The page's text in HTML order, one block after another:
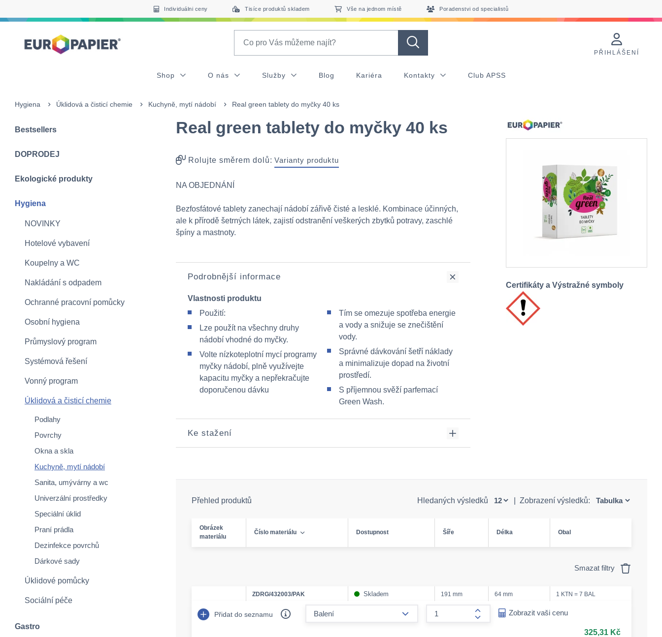
Individuálni ceny Tisíce produktů skladem Vše na jednom místě Poradenstvi od specialistů
PŘIHLÁŠENÍ
Shop O nás Služby Blog Kariéra Kontakty Club APSS
Hygiena Úklidová a čisticí chemie Kuchyně, mytí nádobí Real green tablety do myčky 40 ks
Bestsellers
DOPRODEJ
Ekologické produkty
Hygiena
NOVINKY
Hotelové vybavení
Koupelny a WC
Nakládání s odpadem
Ochranné pracovní pomůcky
Osobní hygiena
Průmyslový program
Systémová řešení
Vonný program
Úklidová a čisticí chemie
Podlahy
Povrchy
Okna a skla
Kuchyně, mytí nádobí
Sanita, umývárny a wc
Univerzální prostředky
Speciální úklid
Praní prádla
Dezinfekce povrchů
Dárkové sady
Úklidové pomůcky
Sociální péče
Gastro
Real green tablety do myčky 40 ks
Rolujte směrem dolů: Varianty produktu
NA OBJEDNÁNÍ
Bezfosfátové tablety zanechají nádobí zářivě čisté a lesklé. Kombinace účinných,
ale k přírodě šetrných látek, zajistí odstranění veškerých zbytků potravy, zaschlé
špíny a mastnoty.
Podrobnější informace
Vlastnosti produktu
Použití:
Lze použít na všechny druhy
nádobí vhodné do myčky.
Volte nízkoteplotní mycí programy
myčky nádobí, plně využívejte
kapacitu myčky a nepřekračujte
doporučenou dávku
Tím se omezuje spotřeba energie
a vody a snižuje se znečištění
vody.
Správné dávkování šetří náklady
a minimalizuje dopad na životní
prostředí.
S příjemnou svěží parfemací
Green Wash.
Ke stažení
Certifikáty a Výstražné symboly
Přehled produktů Hledaných výsledků Zobrazení výsledků:
Obrázek
materiálu
Číslo materiálu Dostupnost Šíře Délka Obal
Smazat filtry
ZDRG/432003/PAK Skladem 191 mm 64 mm 1 KTN = 7 BAL
Přidat do seznamu
form.increase-amount
Zobrazit vaši cenu
325,31 Kč